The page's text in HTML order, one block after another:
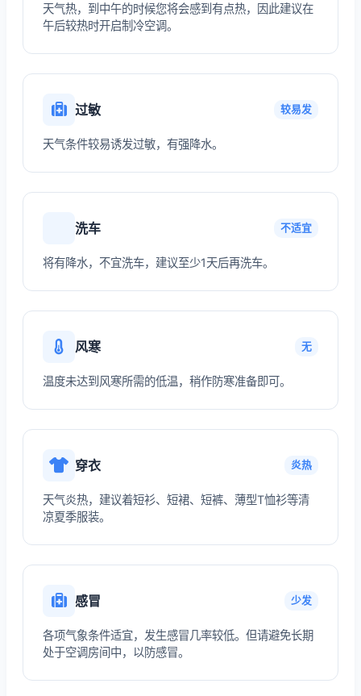
天气热，到中午的时候您将会感到有点热，因此建议在
午后较热时开启制冷空调。
过敏 较易发
天气条件较易诱发过敏，有强降水。
洗车 不适宜
将有降水，不宜洗车，建议至少1天后再洗车。
风寒 无
温度未达到风寒所需的低温，稍作防寒准备即可。
穿衣 炎热
天气炎热，建议着短衫、短裙、短裤、薄型T恤衫等清
凉夏季服装。
感冒 少发
各项气象条件适宜，发生感冒几率较低。但请避免长期
处于空调房间中，以防感冒。